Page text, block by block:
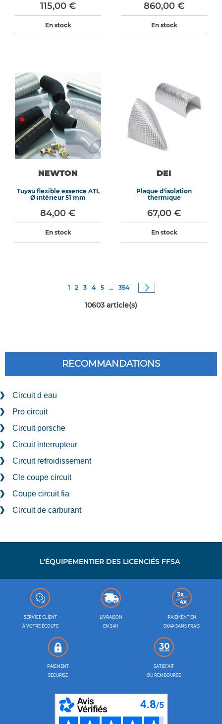
115,00 €
En stock
860,00 €
En stock
NEWTON
Tuyau flexible essence ATL
Ø intérieur 51 mm
84,00 €
En stock
DEI
Plaque d'isolation
thermique
67,00 €
En stock
Page
Vous êtes actuellement sur la page
1 Page
2 Page
3 Page
4 Page
5 ... Page
354
10603 article(s)
RECOMMANDATIONS
Circuit d eau
Pro circuit
Circuit porsche
Circuit interrupteur
Circuit refroidissement
Cle coupe circuit
Coupe circuit fia
Circuit de carburant
L'ÉQUIPEMENTIER DES LICENCIÉS FFSA
SERVICE CLIENT
À VOTRE ÉCOUTE
LIVRAISON
EN 24H
PAIEMENT EN
3X/4X SANS FRAIS
PAIEMENT
SÉCURISÉ
SATISFAIT
OU REMBOURSÉ